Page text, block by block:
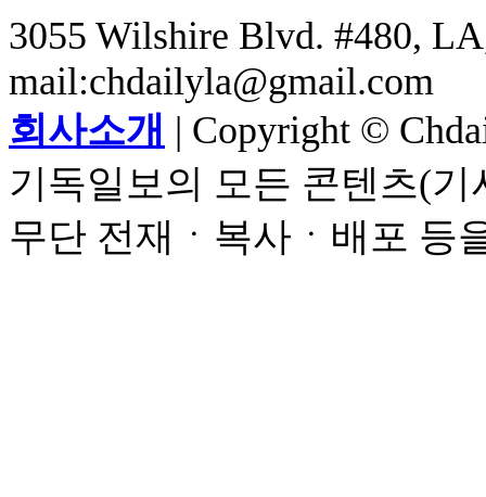
3055 Wilshire Blvd. #480,
mail:chdailyla@gmail.com
회사소개 | Copyright ©
기독일보의 모든 콘텐츠(
무단 전재ㆍ복사ㆍ배포 등